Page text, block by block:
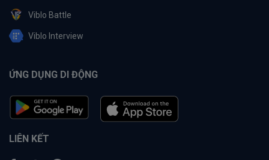
Viblo Battle
Viblo Interview
ỨNG DỤNG DI ĐỘNG
LIÊN KẾT